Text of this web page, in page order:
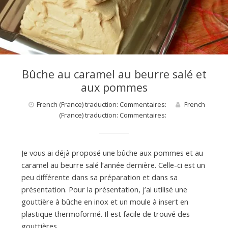
e
Bûche au caramel au beurre salé et
aux pommes
French (France) traduction: Commentaires:
French
(France) traduction: Commentaires:
Je vous ai déjà proposé une bûche aux pommes et au
caramel au beurre salé l’année dernière. Celle-ci est un
peu différente dans sa préparation et dans sa
présentation. Pour la présentation, j’ai utilisé une
gouttière à bûche en inox et un moule à insert en
plastique thermoformé. Il est facile de trouvé des
gouttières